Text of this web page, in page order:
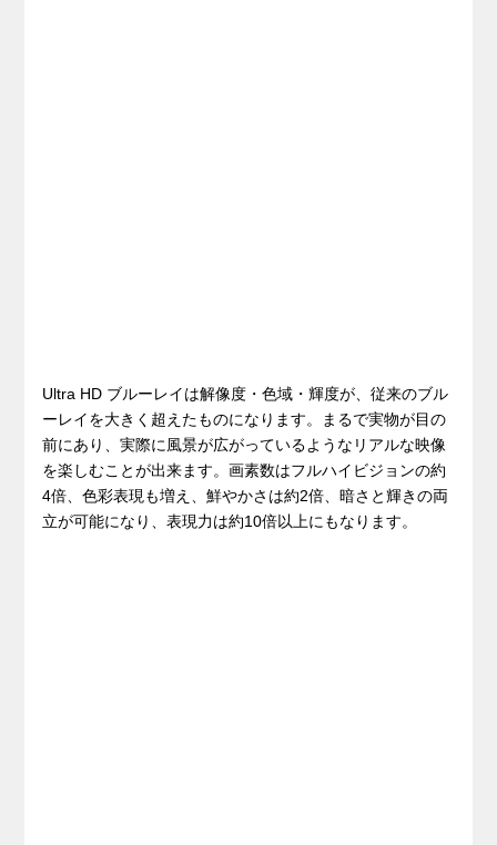
Ultra HD ブルーレイは解像度・色域・輝度が、従来のブル
ーレイを大きく超えたものになります。まるで実物が目の
前にあり、実際に風景が広がっているようなリアルな映像
を楽しむことが出来ます。画素数はフルハイビジョンの約
4倍、色彩表現も増え、鮮やかさは約2倍、暗さと輝きの両
立が可能になり、表現力は約10倍以上にもなります。